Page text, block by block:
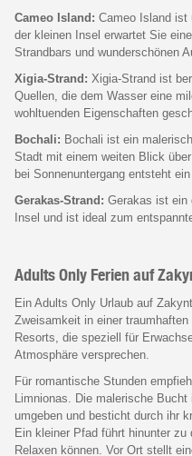
Cameo Island: Cameo Island ist
der kleinen Insel erwartet Sie
Strandbars und wunderschönen
Xigia-Strand: Xigia-Strand ist
Quellen, die dem Wasser eine
wohltuenden Eigenschaften
Bochali: Bochali ist ein
Stadt mit einem weiten Blick
bei Sonnenuntergang entsteht
Gerakas-Strand: Gerakas ist ein
Insel und ist ideal zum
Adults Only Ferien auf
Ein Adults Only Urlaub auf
Zweisamkeit in einer
Resorts, die speziell für
Atmosphäre versprechen.
Für romantische Stunden
Limnionas. Die malerische
umgeben und besticht durch ihr
Ein kleiner Pfad führt hinunter
Relaxen können. Vor Ort stellt